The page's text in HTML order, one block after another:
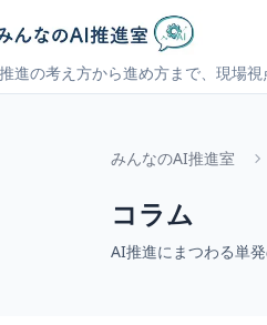
進の考え方から進め方まで、現場視
みんなのAI推進室
コラム
AI推進にまつわる単